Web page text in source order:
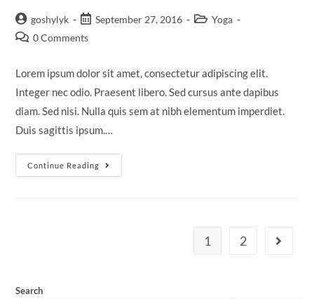
goshylyk September 27, 2016
Yoga
0 Comments
Lorem ipsum dolor sit amet, consectetur adipiscing elit.
Integer nec odio. Praesent libero. Sed cursus ante dapibus
diam. Sed nisi. Nulla quis sem at nibh elementum imperdiet.
Duis sagittis ipsum.…
Continue Reading
1 2
Search